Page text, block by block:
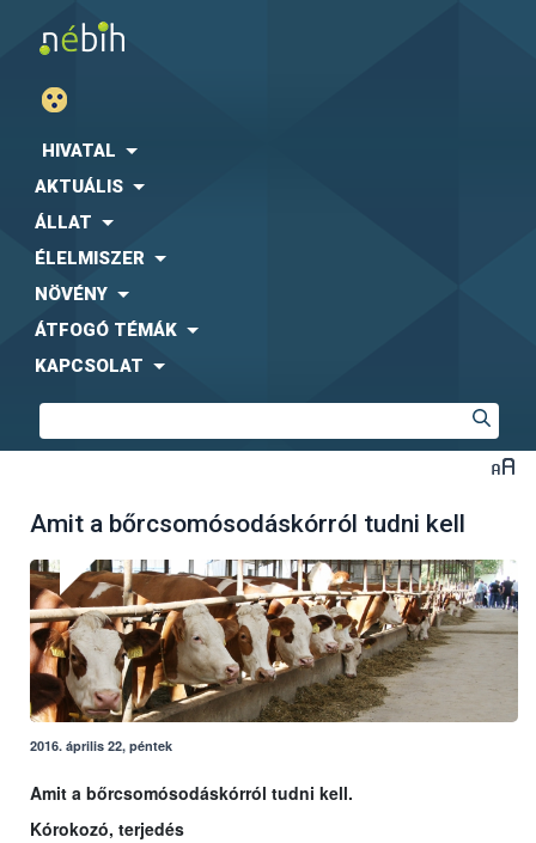
HIVATAL
AKTUÁLIS
ÁLLAT
ÉLELMISZER
NÖVÉNY
ÁTFOGÓ TÉMÁK
KAPCSOLAT
Amit a bőrcsomósodáskórról tudni kell
2016. április 22, péntek
Amit a bőrcsomósodáskórról tudni kell.
Kórokozó, terjedés